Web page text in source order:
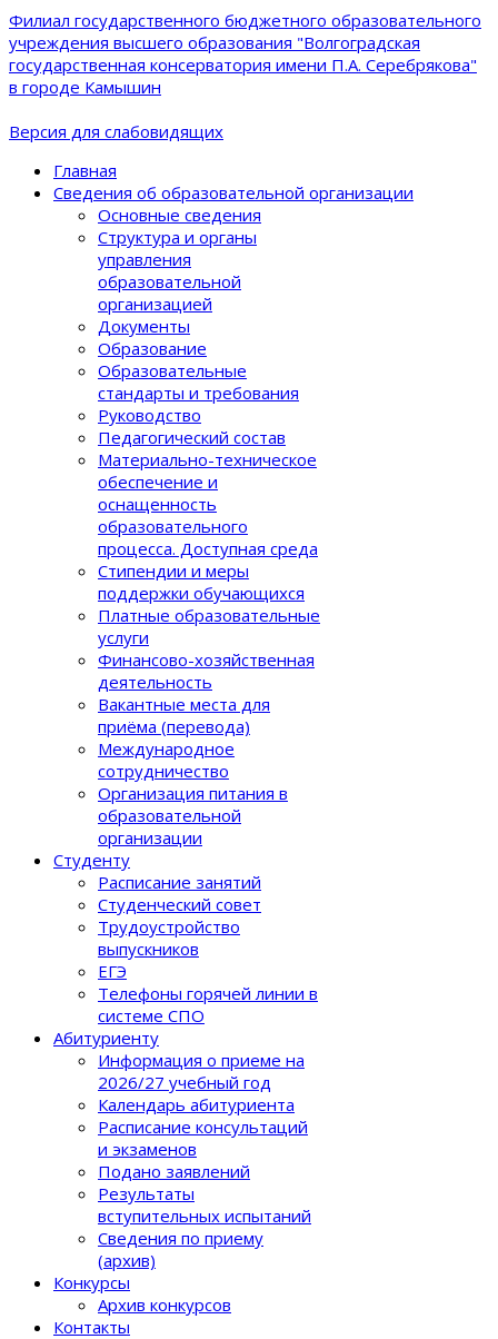
Филиал государственного бюджетного образовательного
учреждения высшего образования "Волгоградская
государственная консерватория имени П.А. Серебрякова"
в городе Камышин
Версия для слабовидящих
Главная
Сведения об образовательной организации
Основные сведения
Структура и органы
управления
образовательной
организацией
Документы
Образование
Образовательные
стандарты и требования
Руководство
Педагогический состав
Материально-техническое
обеспечение и
оснащенность
образовательного
процеcса. Доступная среда
Стипендии и меры
поддержки обучающихся
Платные образовательные
услуги
Финансово-хозяйственная
деятельность
Вакантные места для
приёма (перевода)
Международное
сотрудничество
Организация питания в
образовательной
организации
Студенту
Расписание занятий
Студенческий совет
Трудоустройство
выпускников
ЕГЭ
Телефоны горячей линии в
системе СПО
Абитуриенту
Информация о приеме на
2026/27 учебный год
Календарь абитуриента
Расписание консультаций
и экзаменов
Подано заявлений
Результаты
вступительных испытаний
Сведения по приему
(архив)
Конкурсы
Архив конкурсов
Контакты